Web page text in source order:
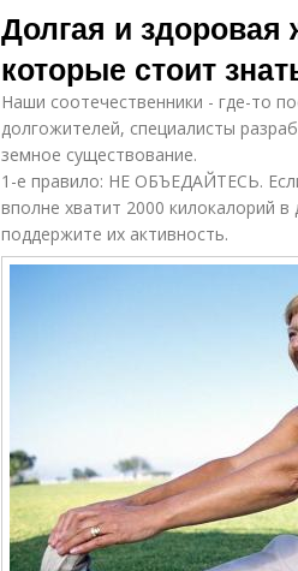
Долгая и здоровая
которые стоит
Наши соотечественники - где-то
долгожителей, специалисты
земное существование.
1-е правило: НЕ ОБЪЕДАЙТЕСЬ.
вполне хватит 2000 килокалорий
поддержите их активность.